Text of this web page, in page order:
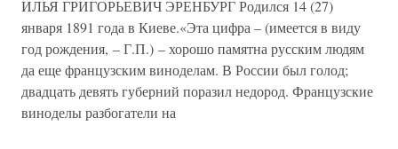
ИЛЬЯ ГРИГОРЬЕВИЧ ЭРЕНБУРГ Родился 14 (27)
января 1891 года в Киеве.«Эта цифра – (имеется в виду
год рождения, – Г.П.) – хорошо памятна русским людям
да еще французским виноделам. В России был голод;
двадцать девять губерний поразил недород. Французские
виноделы разбогатели на